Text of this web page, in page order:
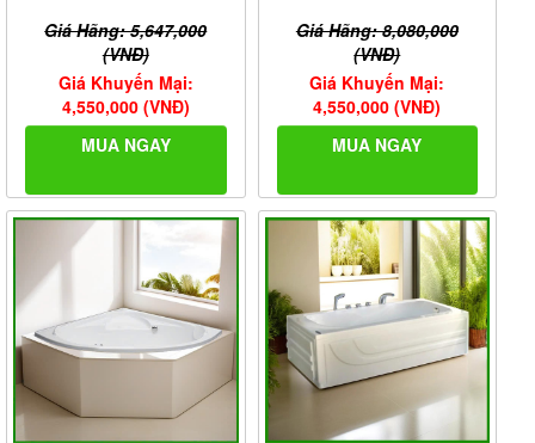
Giá Hãng: 5,647,000
(VNĐ)
Giá Khuyến Mại:
4,550,000 (VNĐ)
MUA NGAY
Giá Hãng: 8,080,000
(VNĐ)
Giá Khuyến Mại:
4,550,000 (VNĐ)
MUA NGAY